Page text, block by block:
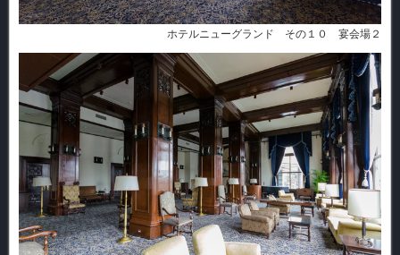
ホテルニューグランド その１０ 宴会場２